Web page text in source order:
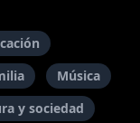
Música
y sociedad